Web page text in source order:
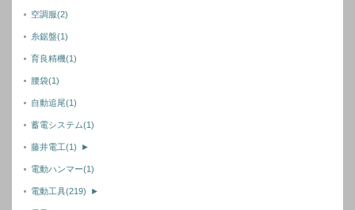
空調服(2)
糸鋸盤(1)
育良精機(1)
腰袋(1)
自動追尾(1)
蓄電システム(1)
藤井電工(1) ►
電動ハンマー(1)
電動工具(219) ►